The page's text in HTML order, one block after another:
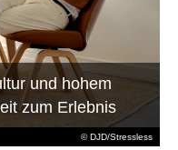
© DJD/Stressless
und hohem
zum Erlebnis